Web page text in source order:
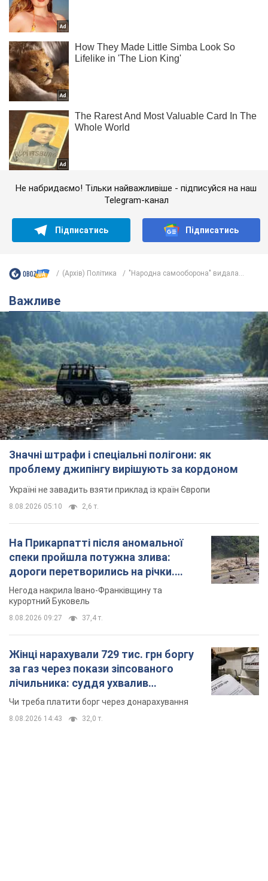
Не набридаємо! Тільки найважливіше - підписуйся на наш
Telegram-канал
Підписатись Підписатись
(Архів) Політика "Народна самооборона" видала...
Важливе
Значні штрафи і спеціальні полігони: як
проблему джипінгу вирішують за кордоном
Україні не завадить взяти приклад із країн Європи
8.08.2026 05:10 2,6 т.
На Прикарпатті після аномальної
спеки пройшла потужна злива:
дороги перетворились на річки.
Відео
Негода накрила Івано-Франківщину та
курортний Буковель
8.08.2026 09:27 37,4 т.
Жінці нарахували 729 тис. грн боргу
за газ через покази зіпсованого
лічильника: суддя ухвалив
неочікуване рішення
Чи треба платити борг через донарахування
8.08.2026 14:43 32,0 т.